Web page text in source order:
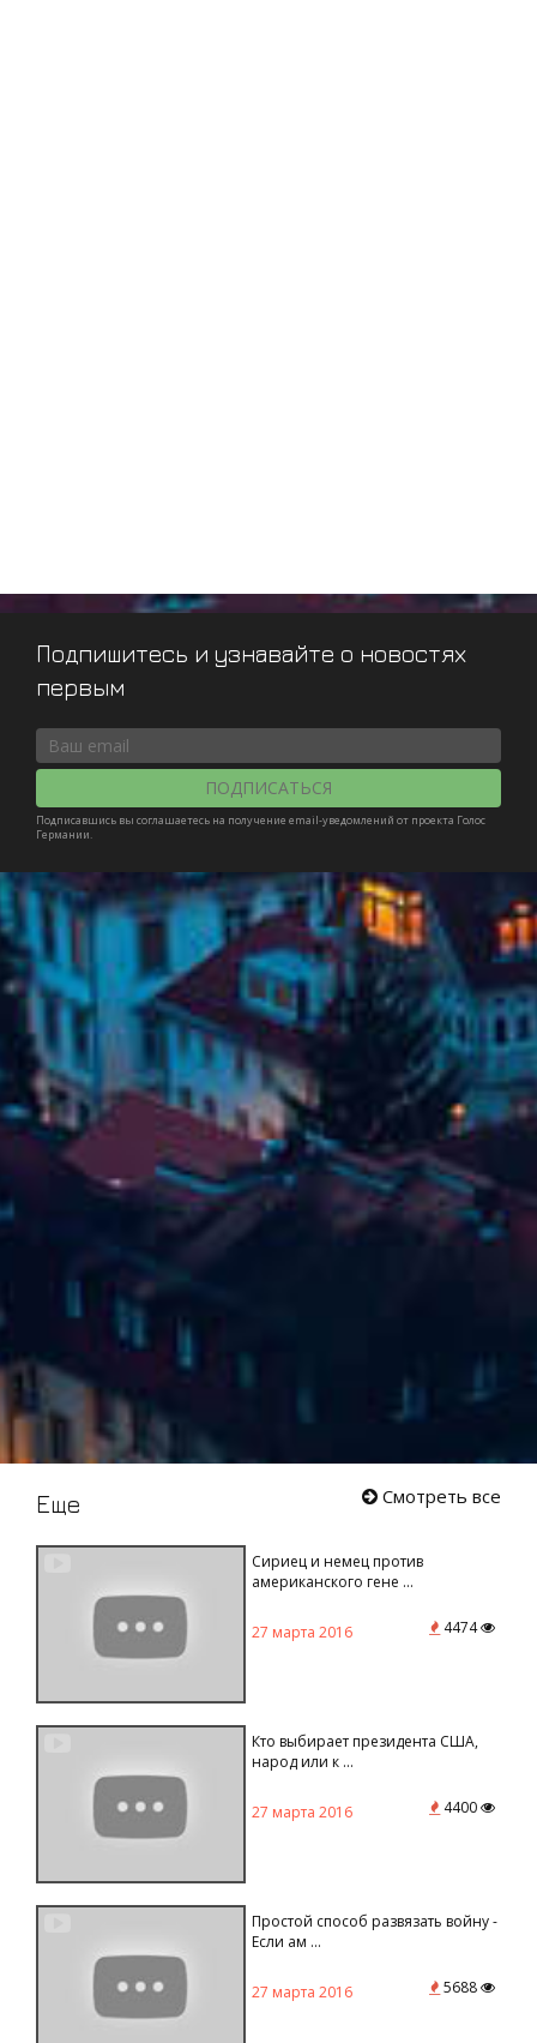
Подпишитесь и узнавайте о новостях
первым
ПОДПИСАТЬСЯ
Подписавшись вы соглашаетесь на получение email-уведомлений от проекта Голос
Германии.
Еще Смотреть все
Сириец и немец против
американского гене ...
27 марта 2016 4474
Кто выбирает президента США,
народ или к ...
27 марта 2016 4400
Простой способ развязать войну -
Если ам ...
27 марта 2016 5688